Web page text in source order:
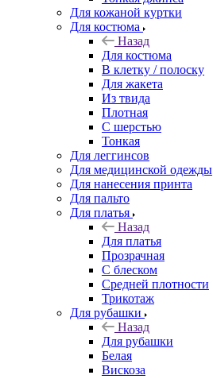
Для кожаной куртки
Для костюма
Назад
Для костюма
В клетку / полоску
Для жакета
Из твида
Плотная
С шерстью
Тонкая
Для леггинсов
Для медицинской одежды
Для нанесения принта
Для пальто
Для платья
Назад
Для платья
Прозрачная
С блеском
Средней плотности
Трикотаж
Для рубашки
Назад
Для рубашки
Белая
Вискоза